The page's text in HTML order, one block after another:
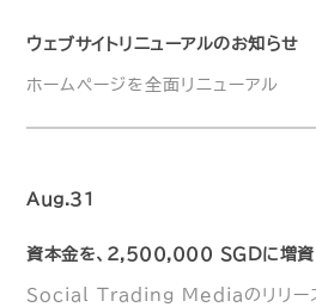
ウェブサイトリニューアルのお知らせ
ホームページを全面リニューアル
Aug.31
資本金を、2,500,000 SGDに増資
Social Trading Mediaのリリー